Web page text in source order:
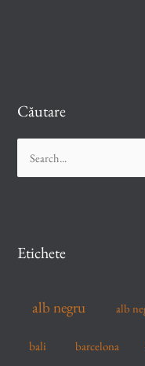
Căutare
e
Etichete
alb negru alb
bali barcelona